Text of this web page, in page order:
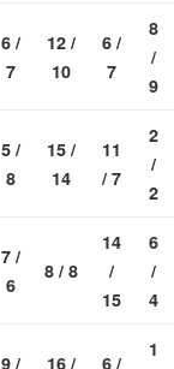
6 /
7
12 /
10
6 /
7
8
/
9
5 /
8
15 /
14
11
/ 7
2
/
2
7 /
6
8 / 8
14
/
15
6
/
4
9 /
16 /
6 /
1